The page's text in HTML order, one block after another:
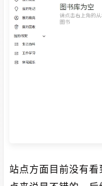
站点方面目前没有